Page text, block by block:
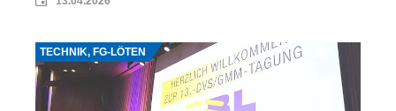
TECHNIK, FG-LÖTEN
Quelle: PP PicturePartners GmbH